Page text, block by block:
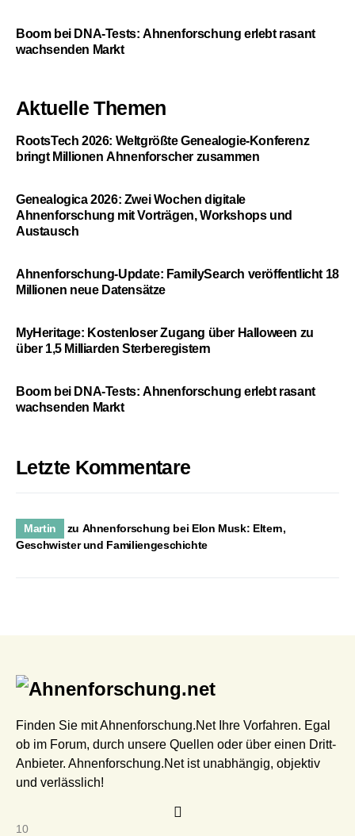
Boom bei DNA-Tests: Ahnenforschung erlebt rasant
wachsenden Markt
Aktuelle Themen
RootsTech 2026: Weltgrößte Genealogie-Konferenz
bringt Millionen Ahnenforscher zusammen
Genealogica 2026: Zwei Wochen digitale
Ahnenforschung mit Vorträgen, Workshops und
Austausch
Ahnenforschung-Update: FamilySearch veröffentlicht 18
Millionen neue Datensätze
MyHeritage: Kostenloser Zugang über Halloween zu
über 1,5 Milliarden Sterberegistern
Boom bei DNA-Tests: Ahnenforschung erlebt rasant
wachsenden Markt
Letzte Kommentare
Martin zu Ahnenforschung bei Elon Musk: Eltern,
Geschwister und Familiengeschichte
Finden Sie mit Ahnenforschung.Net Ihre Vorfahren. Egal
ob im Forum, durch unsere Quellen oder über einen Dritt-
Anbieter. Ahnenforschung.Net ist unabhängig, objektiv
und verlässlich!
10